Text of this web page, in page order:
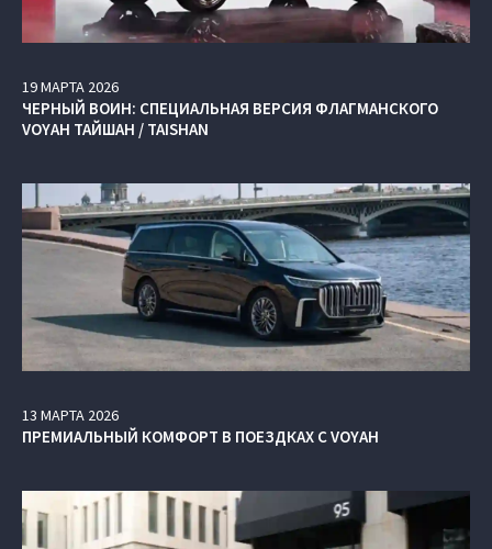
19МАРТА 2026
ЧЕРНЫЙ ВОИН: СПЕЦИАЛЬНАЯ ВЕРСИЯ ФЛАГМАНСКОГО
VOYAH ТАЙШАН / TAISHAN
13 МАРТА 2026
ПРЕМИАЛЬНЫЙ КОМФОРТ В ПОЕЗДКАХ С VOYAH